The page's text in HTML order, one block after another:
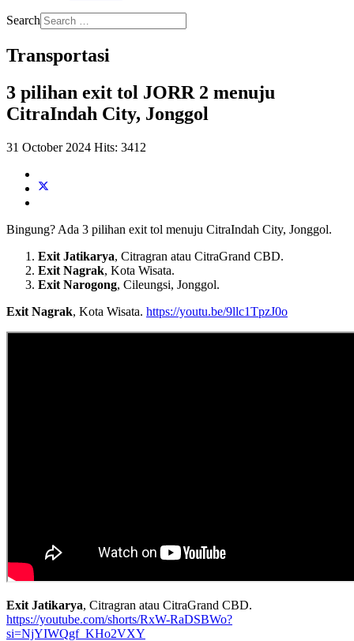
Search
Transportasi
3 pilihan exit tol JORR 2 menuju
CitraIndah City, Jonggol
31 October 2024 Hits: 3412
Bingung? Ada 3 pilihan exit tol menuju CitraIndah City, Jonggol.
Exit Jatikarya, Citragran atau CitraGrand CBD.
Exit Nagrak, Kota Wisata.
Exit Narogong, Cileungsi, Jonggol.
Exit Nagrak, Kota Wisata. https://youtu.be/9llc1TpzJ0o
Exit Jatikarya, Citragran atau CitraGrand CBD.
https://youtube.com/shorts/RxW-RaDSBWo?
si=NjYIWQgf_KHo2VXY